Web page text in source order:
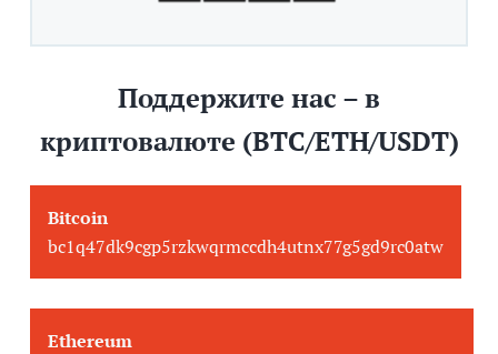
Поддержите нас – в
криптовалюте (BTC/ETH/USDT)
Bitcoin
bc1q47dk9cgp5rzkwqrmccdh4utnx77g5gd9rc0atw
Ethereum